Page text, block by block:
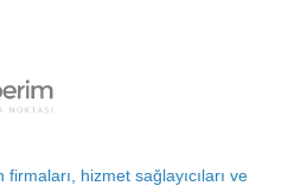
hizmet sağlayıcıları ve